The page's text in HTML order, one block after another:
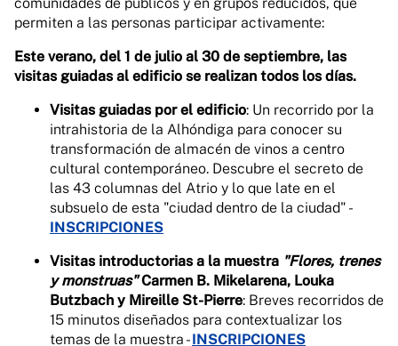
permiten a las personas participar activamente:
Este verano, del 1 de julio al 30 de septiembre, las
visitas guiadas al edificio se realizan todos los días.
Visitas guiadas por el edificio: Un recorrido por la
intrahistoria de la Alhóndiga para conocer su
transformación de almacén de vinos a centro
cultural contemporáneo. Descubre el secreto de
las 43 columnas del Atrio y lo que late en el
subsuelo de esta "ciudad dentro de la ciudad" -
INSCRIPCIONES
Visitas introductorias a la muestra "Flores, trenes
y monstruas"Carmen B. Mikelarena, Louka
Butzbach y Mireille St-Pierre: Breves recorridos de
15 minutos diseñados para contextualizar los
temas de la muestra -INSCRIPCIONES